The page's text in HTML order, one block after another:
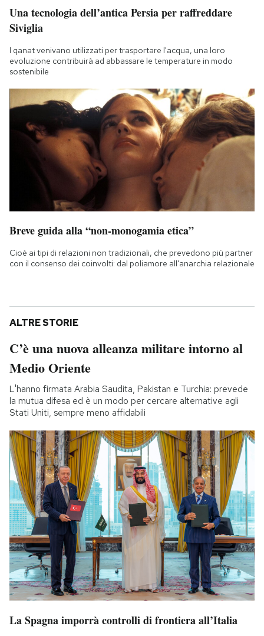
Una tecnologia dell’antica Persia per raffreddare
Siviglia
I qanat venivano utilizzati per trasportare l'acqua, una loro
evoluzione contribuirà ad abbassare le temperature in modo
sostenibile
Breve guida alla “non-monogamia etica”
Cioè ai tipi di relazioni non tradizionali, che prevedono più partner
con il consenso dei coinvolti: dal poliamore all'anarchia relazionale
ALTRE STORIE
C’è una nuova alleanza militare intorno al
Medio Oriente
L'hanno firmata Arabia Saudita, Pakistan e Turchia: prevede
la mutua difesa ed è un modo per cercare alternative agli
Stati Uniti, sempre meno affidabili
La Spagna imporrà controlli di frontiera all’Italia